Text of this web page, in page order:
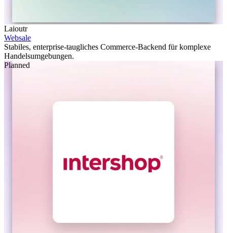
Laioutr
Websale
Stabiles, enterprise-taugliches Commerce-Backend für komplexe
Handelsumgebungen.
Planned